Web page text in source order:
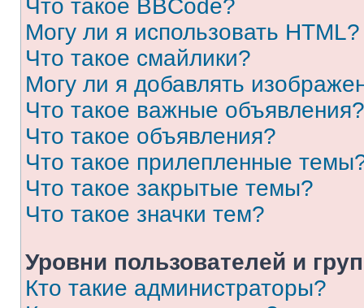
Что такое BBCode?
Могу ли я использовать HTML?
Что такое смайлики?
Могу ли я добавлять
Что такое важные объявления?
Что такое объявления?
Что такое прилепленные
Что такое закрытые темы?
Что такое значки тем?
Уровни пользователей и
Кто такие администраторы?